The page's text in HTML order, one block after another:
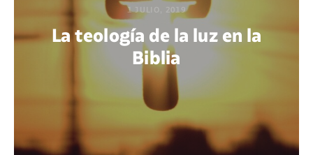
1 JULIO, 2019
La teología de la luz en la
Biblia
POR PAOLA PETRI ORTIZ